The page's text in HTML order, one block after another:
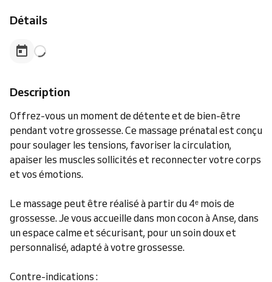
Détails
Description
Offrez-vous un moment de détente et de bien-être
pendant votre grossesse. Ce massage prénatal est conçu
pour soulager les tensions, favoriser la circulation,
apaiser les muscles sollicités et reconnecter votre corps
et vos émotions.
Le massage peut être réalisé à partir du 4ᵉ mois de
grossesse. Je vous accueille dans mon cocon à Anse, dans
un espace calme et sécurisant, pour un soin doux et
personnalisé, adapté à votre grossesse.
Contre-indications :